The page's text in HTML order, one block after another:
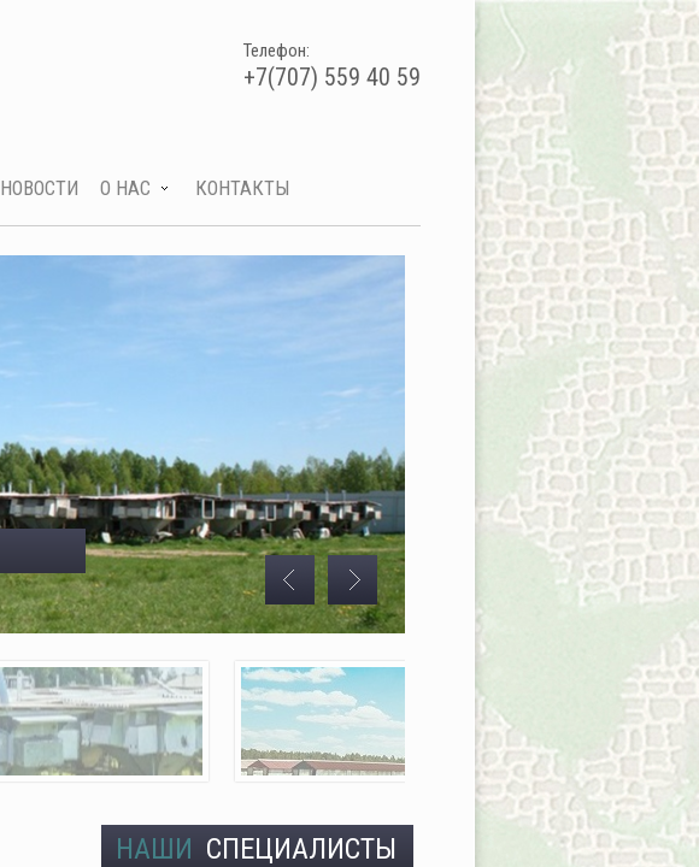
Телефон:
+7(707) 559 40 59
НОВОСТИ О НАС КОНТАКТЫ
НАШИ СПЕЦИАЛИСТЫ